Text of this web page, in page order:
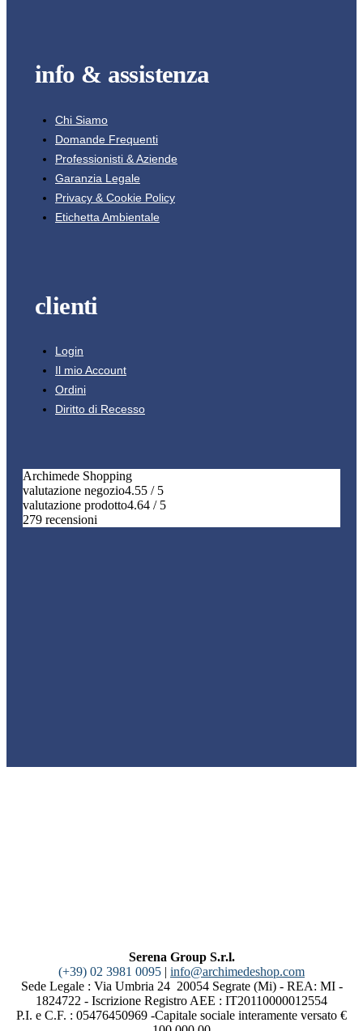
info & assistenza
Chi Siamo
Domande Frequenti
Professionisti & Aziende
Garanzia Legale
Privacy & Cookie Policy
Etichetta Ambientale
clienti
Login
Il mio Account
Ordini
Diritto di Recesso
Archimede Shopping
valutazione negozio4.55 / 5
valutazione prodotto4.64 / 5
279 recensioni
Serena Group S.r.l.
(+39) 02 3981 0095 | info@archimedeshop.com
Sede Legale : Via Umbria 24 20054 Segrate (Mi) - REA: MI -
1824722 - Iscrizione Registro AEE : IT20110000012554
P.I. e C.F. : 05476450969 -Capitale sociale interamente versato €